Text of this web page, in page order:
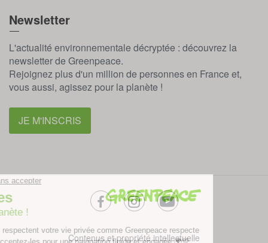
Newsletter
L'actualité environnementale décryptée : découvrez la
newsletter de Greenpeace.
Rejoignez plus d'un million de personnes en France et,
vous aussi, agissez pour la planète !
JE M'INSCRIS
facebookinstagramyoutube
Contenus et propriété intellectuelle